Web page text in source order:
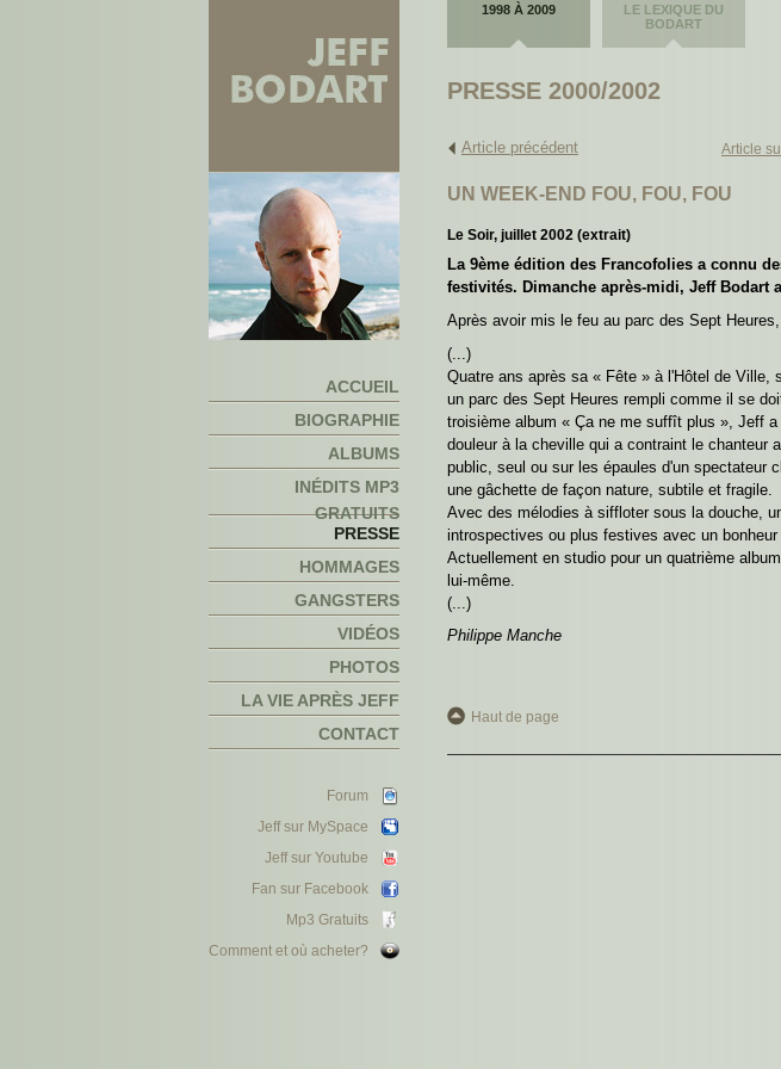
ACCUEIL
BIOGRAPHIE
ALBUMS
INÉDITS MP3
GRATUITS
PRESSE
HOMMAGES
GANGSTERS
VIDÉOS
PHOTOS
LA VIE APRÈS JEFF
CONTACT
Forum
Jeff sur MySpace
Jeff sur Youtube
Fan sur Facebook
Mp3 Gratuits
Comment et où acheter?
1998 À 2009
LE LEXIQUE DU
BODART
PRESSE 2000/2002
Article précédent Article
UN WEEK-END FOU, FOU, FOU
Le Soir, juillet 2002 (extrait)
La 9ème édition des Francofolies a connu
festivités. Dimanche après-midi, Jeff Bodart
Après avoir mis le feu au parc des Sept
(...)
Quatre ans après sa « Fête » à l'Hôtel de Ville,
un parc des Sept Heures rempli comme il se
troisième album « Ça ne me suffît plus », Jeff
douleur à la cheville qui a contraint le chanteur
public, seul ou sur les épaules d'un spectateur
une gâchette de façon nature, subtile et fragile.
Avec des mélodies à siffloter sous la douche,
introspectives ou plus festives avec un
Actuellement en studio pour un quatrième
lui-même.
(...)
Philippe Manche
Haut de page